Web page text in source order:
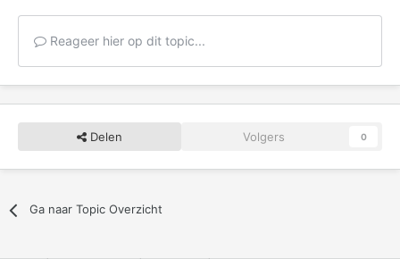
Reageer hier op dit topic...
Delen Volgers 0
Ga naar Topic Overzicht